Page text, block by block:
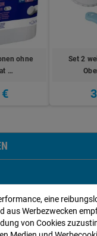
ohne
…
Set 2
eine
aus Werbezwecken
von Cookies